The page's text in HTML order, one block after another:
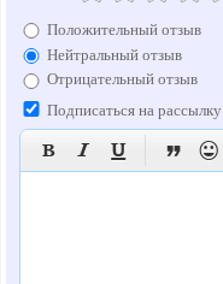
Положительный отзыв
Нейтральный отзыв
Отрицательный отзыв
Подписаться на рассылку
    